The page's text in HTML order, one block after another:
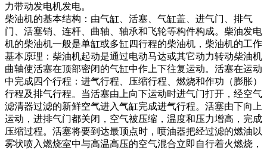
力带动发电机发电。
柴油机的基本结构：由气缸、活塞、气缸盖、进气门、排气
门、活塞销、连杆、曲轴、轴承和飞轮等构件构成。柴油发电
机的柴油机一般是单缸或多缸四行程的柴油机，柴油机的工作
基本原理：柴油机起动是通过电动马达或其它动力转动柴油机
曲轴使活塞在顶部密闭的气缸中作上下往复运动。活塞在运动
中完成四个行程：进气行程、压缩行程、燃烧和作功（膨胀）
行程及排气行程。当活塞由上向下运动时进气门打开，经空气
滤清器过滤的新鲜空气进入气缸完成进气行程。活塞由下向上
运动，进排气门都关闭，空气被压缩，温度和压力增高，完成
压缩过程。活塞将要到达最顶点时，喷油器把经过滤的燃油以
雾状喷入燃烧室中与高温高压的空气混合立即自行着火燃烧，